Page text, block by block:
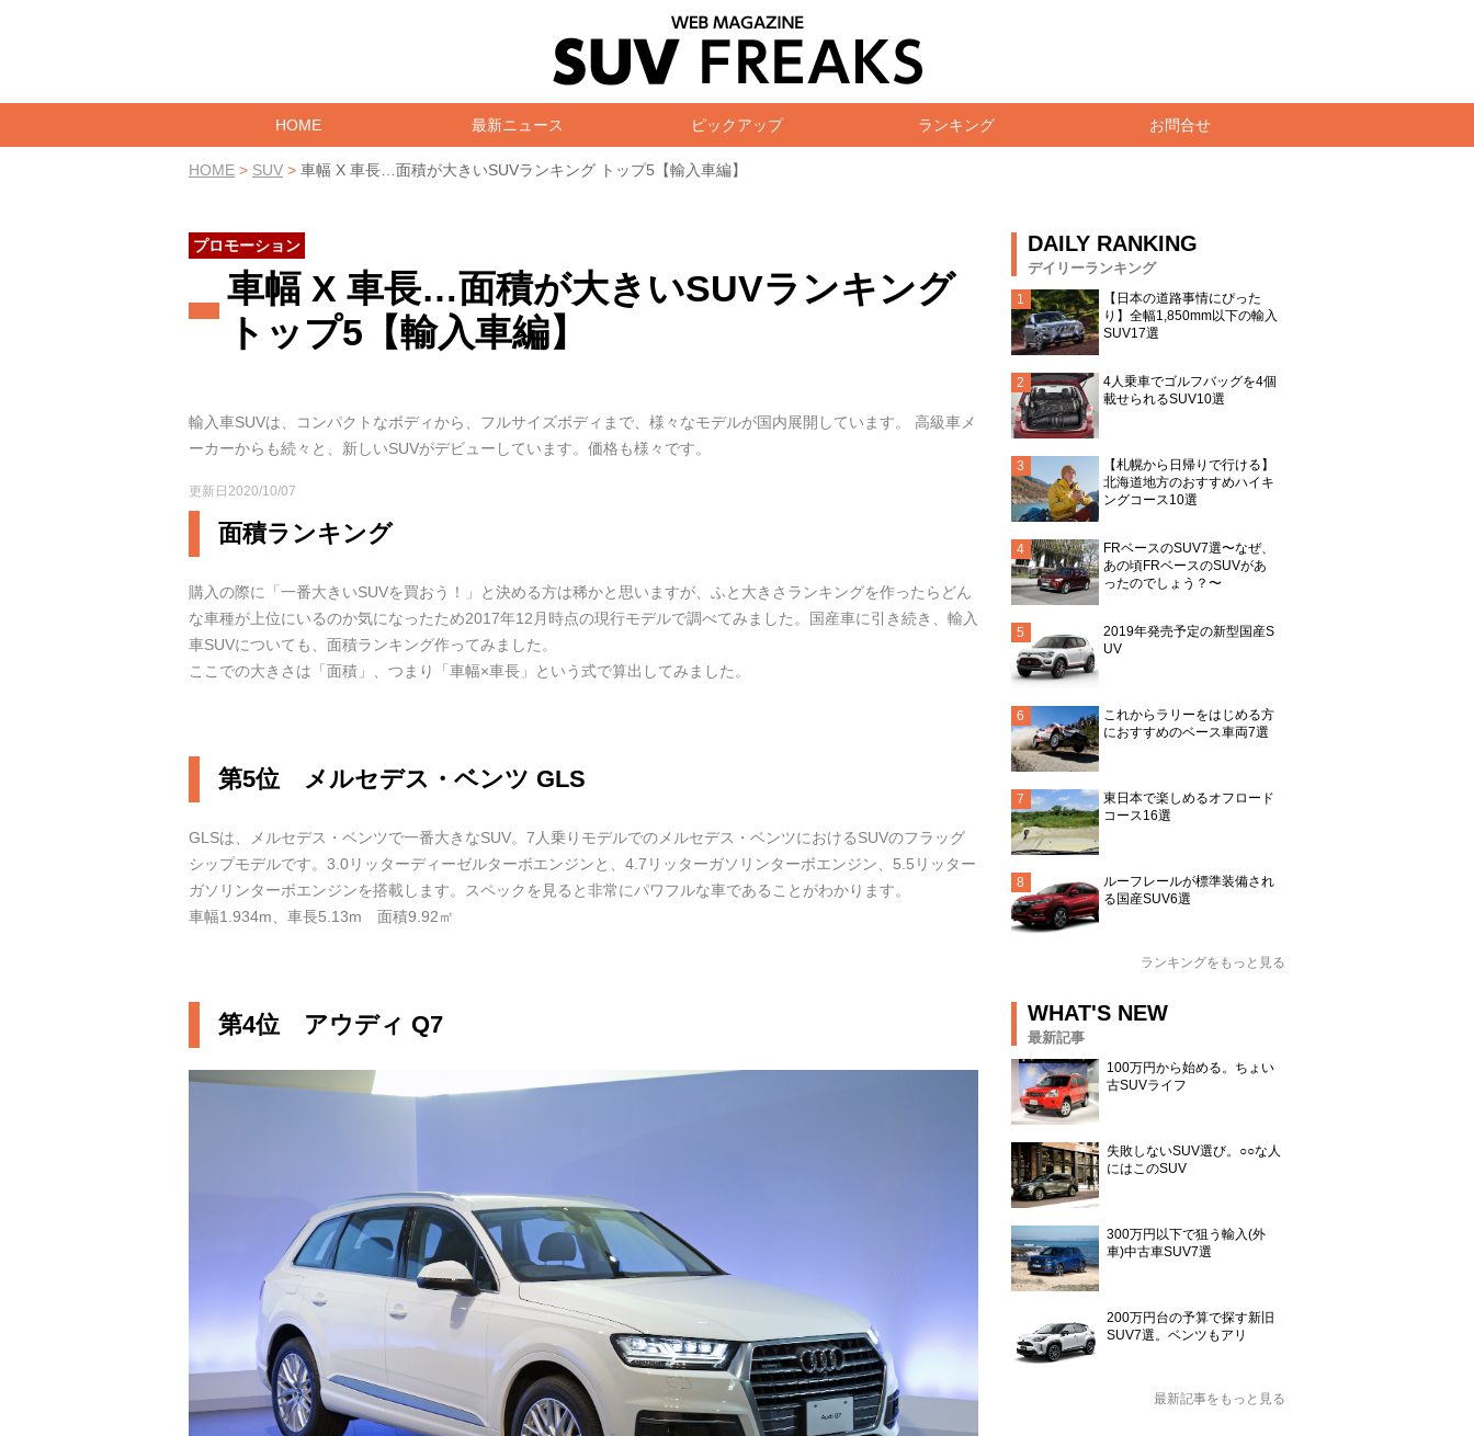
HOME 最新ニュース ピックアップ ランキング お問合せ
HOME > SUV > 車幅 X 車長…面積が大きいSUVランキング トップ5【輸入車編】
プロモーション
車幅 X 車長…面積が大きいSUVランキング
トップ5【輸入車編】
輸入車SUVは、コンパクトなボディから、フルサイズボディまで、様々なモデルが国内展開しています。 高級車メ
ーカーからも続々と、新しいSUVがデビューしています。価格も様々です。
更新日2020/10/07
面積ランキング
購入の際に「一番大きいSUVを買おう！」と決める方は稀かと思いますが、ふと大きさランキングを作ったらどん
な車種が上位にいるのか気になったため2017年12月時点の現行モデルで調べてみました。国産車に引き続き、輸入
車SUVについても、面積ランキング作ってみました。
ここでの大きさは「面積」、つまり「車幅×車長」という式で算出してみました。
第5位 メルセデス・ベンツ GLS
GLSは、メルセデス・ベンツで一番大きなSUV。7人乗りモデルでのメルセデス・ベンツにおけるSUVのフラッグ
シップモデルです。3.0リッターディーゼルターボエンジンと、4.7リッターガソリンターボエンジン、5.5リッター
ガソリンターボエンジンを搭載します。スペックを見ると非常にパワフルな車であることがわかります。
車幅1.934m、車長5.13m 面積9.92㎡
第4位 アウディ Q7
DAILY RANKING
デイリーランキング
【日本の道路事情にぴった
り】全幅1,850mm以下の輸入
SUV17選
4人乗車でゴルフバッグを4個
載せられるSUV10選
【札幌から日帰りで行ける】
北海道地方のおすすめハイキ
ングコース10選
FRベースのSUV7選〜なぜ、
あの頃FRベースのSUVがあ
ったのでしょう？〜
2019年発売予定の新型国産S
UV
これからラリーをはじめる方
におすすめのベース車両7選
東日本で楽しめるオフロード
コース16選
ルーフレールが標準装備され
る国産SUV6選
ランキングをもっと見る
WHAT'S NEW
最新記事
100万円から始める。ちょい
古SUVライフ
失敗しないSUV選び。○○な人
にはこのSUV
300万円以下で狙う輸入(外
車)中古車SUV7選
200万円台の予算で探す新旧
SUV7選。ベンツもアリ
最新記事をもっと見る